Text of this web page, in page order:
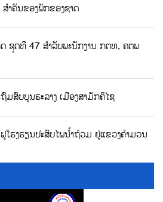
ຳຄັນຂອງພັກຂອງຊາດ
ດ ຊຸດທີ 47 ສຳລັບພະນັກງານ ກຕທ, ຄຕພ
ມສົບບູນຮະລາງ ເມືອງສາມັກຄິໄຊ
ຮງຮຽນປະສົບໄພນ້ຳຖ້ວມ ຢູ່ແຂວງຄຳມວນ